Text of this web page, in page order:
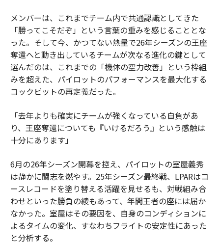
メンバーは、これまでチーム内で共通認識としてきた
「勝ってこそだぞ」という言葉の重みを感じることとな
った。そして今、かつてない熱量で26年シーズンの王座
奪還へと動き出しているチームが次なる進化の鍵として
選んだのは、これまでの「機体の空力改善」という枠組
みを超えた、パイロットのパフォーマンスを最大化する
コックピットの再定義だった。
「去年よりも確実にチームが強くなっている自負があ
り、王座奪還についても『いけるだろう』という感触は
十分にあります」
6月の26年シーズン開幕を控え、パイロットの室屋義秀
は静かに闘志を燃やす。25年シーズン最終戦、LPARはコ
ースレコードを塗り替える活躍を見せるも、対戦組み合
わせといった勝負の綾もあって、年間王者の座には届か
なかった。室屋はその要因を、自身のコンディションに
よるタイムの変化、すなわちフライトの安定性にあった
と分析する。